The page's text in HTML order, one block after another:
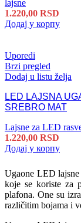
lajsne
1.220,00 RSD
Додај у корпу
Uporedi
Brzi pregled
Dodaj u listu želja
LED LAJSNA
SREBRO MAT
Lajsne za LED
1.220,00 RSD
Додај у корпу
Ugaone LED
koje se koriste za
plafona. One su
različitim bojama i